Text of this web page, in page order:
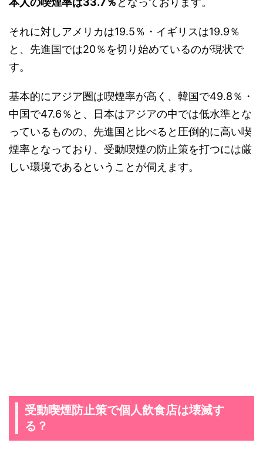
それに対しアメリカは19.5％・イギリスは19.9％
と、先進国では20％を切り始めているのが現状で
す。
基本的にアジア圏は喫煙率が高く、韓国で49.8％・
中国で47.6％と、日本はアジアの中では低水準とな
っているものの、先進国と比べると圧倒的に高い喫
煙率となっており、受動喫煙の防止策を打つには厳
しい環境であるということが伺えます。
受動喫煙防止策で個人飲食店は壊滅す
る？